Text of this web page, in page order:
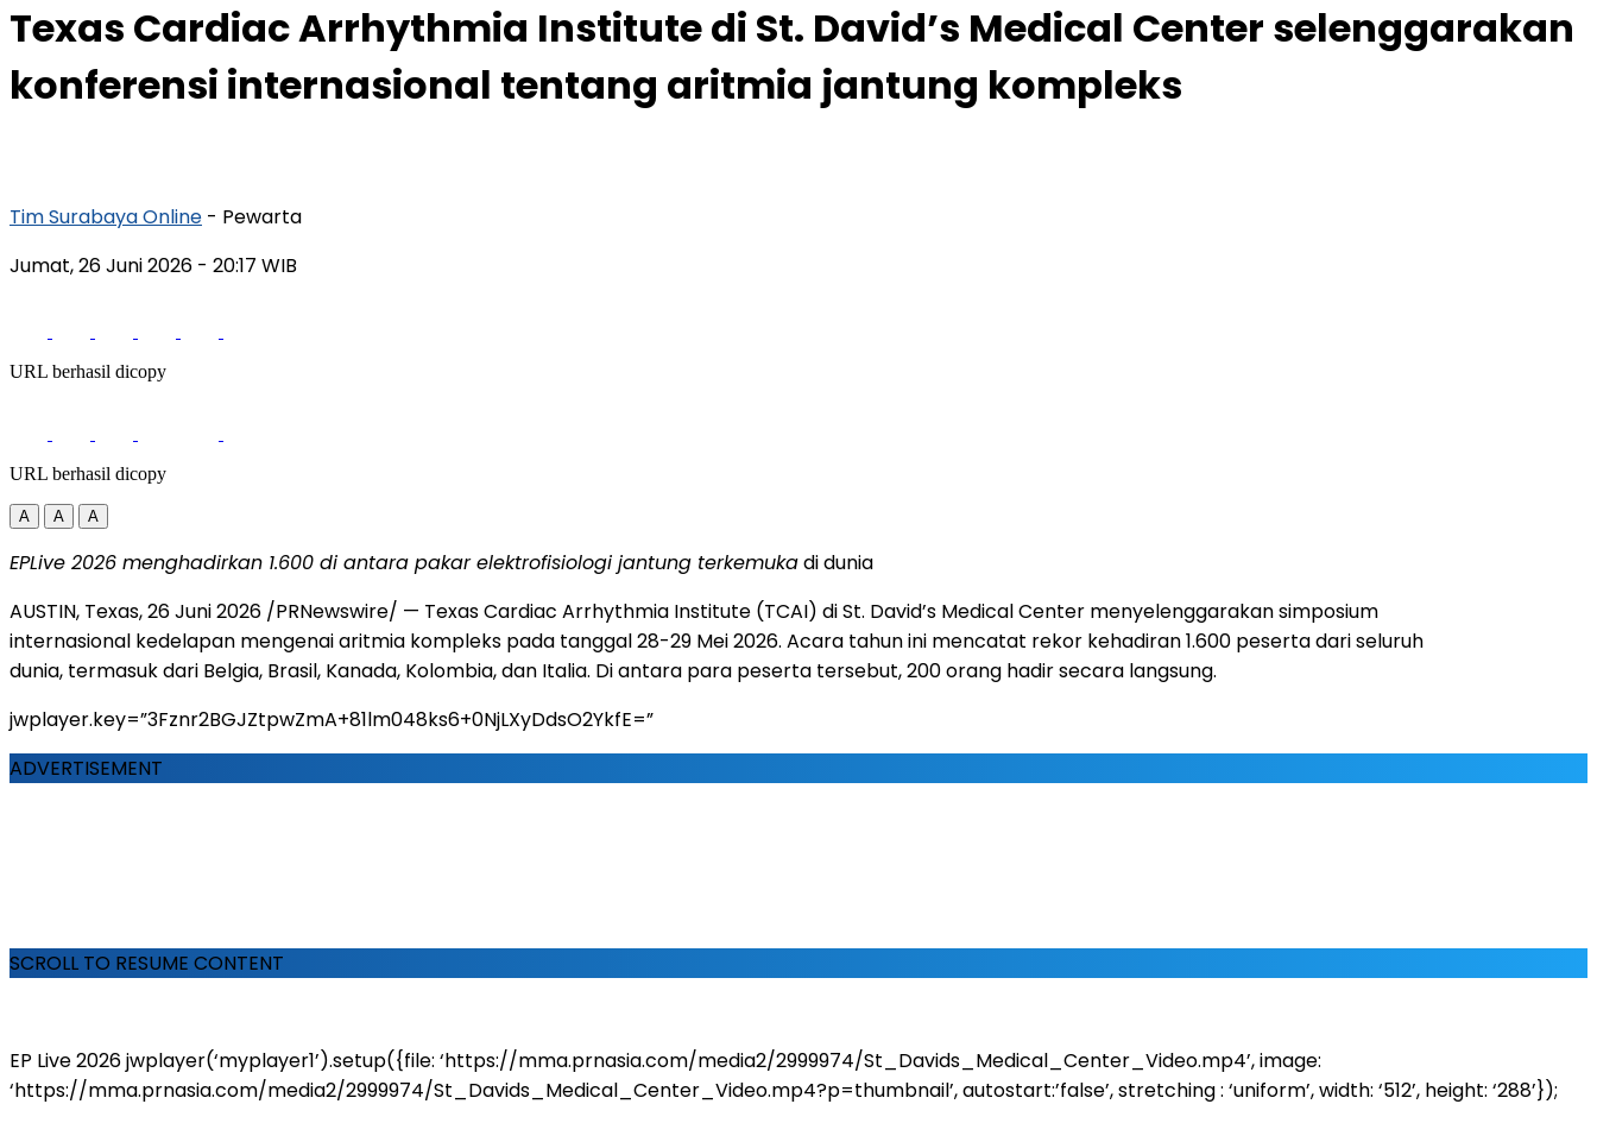
Texas Cardiac Arrhythmia Institute di St. David’s Medical Center selenggarakan
konferensi internasional tentang aritmia jantung kompleks
Tim Surabaya Online - Pewarta
Jumat, 26 Juni 2026 - 20:17 WIB
URL berhasil dicopy
URL berhasil dicopy
A A A
EPLive 2026 menghadirkan 1.600 di antara pakar elektrofisiologi jantung terkemukadi dunia
AUSTIN, Texas,26 Juni 2026 /PRNewswire/ — Texas Cardiac Arrhythmia Institute (TCAI) di St. David’s Medical Center menyelenggarakan simposium
internasional kedelapan mengenai aritmia kompleks pada tanggal 28-29 Mei 2026. Acara tahun ini mencatat rekor kehadiran 1.600 peserta dari seluruh
dunia, termasuk dari Belgia, Brasil, Kanada, Kolombia, dan Italia. Di antara para peserta tersebut, 200 orang hadir secara langsung.
jwplayer.key=”3Fznr2BGJZtpwZmA+81lm048ks6+0NjLXyDdsO2YkfE=”
ADVERTISEMENT
SCROLL TO RESUME CONTENT
EP Live 2026jwplayer(‘myplayer1’).setup({file: ‘https://mma.prnasia.com/media2/2999974/St_Davids_Medical_Center_Video.mp4’, image:
‘https://mma.prnasia.com/media2/2999974/St_Davids_Medical_Center_Video.mp4?p=thumbnail’, autostart:’false’, stretching : ‘uniform’, width: ‘512’, height: ‘288’});